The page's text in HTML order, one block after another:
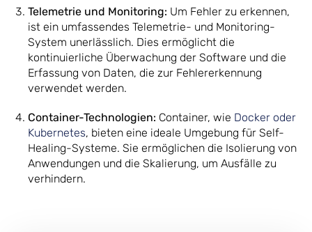
Telemetrie und Monitoring: Um Fehler zu erkennen,
ist ein umfassendes Telemetrie- und Monitoring-
System unerlässlich. Dies ermöglicht die
kontinuierliche Überwachung der Software und die
Erfassung von Daten, die zur Fehlererkennung
verwendet werden.
Container-Technologien: Container, wie Docker oder
Kubernetes, bieten eine ideale Umgebung für Self-
Healing-Systeme. Sie ermöglichen die Isolierung von
Anwendungen und die Skalierung, um Ausfälle zu
verhindern.